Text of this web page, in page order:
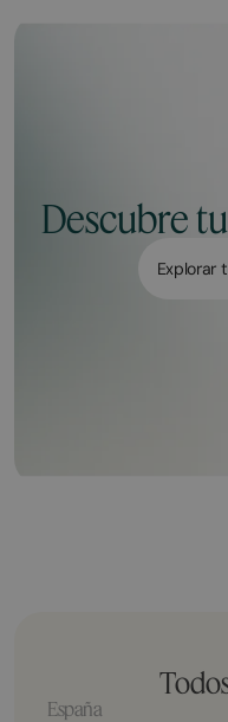
Descubre
Explorar
España